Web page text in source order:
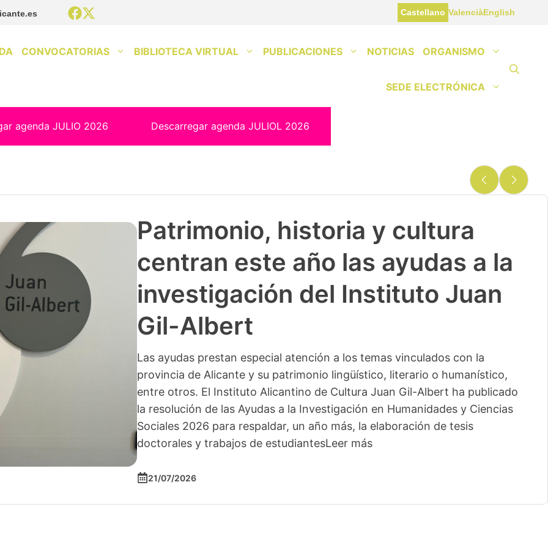
Castellano ValenciàEnglish
CONVOCATORIAS BIBLIOTECA VIRTUAL PUBLICACIONES NOTICIAS ORGANISMO
SEDE ELECTRÓNICA
agenda JULIO 2026 Descarregar agenda JULIOL 2026
Patrimonio, historia y cultura
centran este año las ayudas a la
investigación del Instituto Juan
Gil-Albert
Las ayudas prestan especial atención a los temas vinculados con la
provincia de Alicante y su patrimonio lingüístico, literario o humanístico,
entre otros. El Instituto Alicantino de Cultura Juan Gil-Albert ha publicado
la resolución de las Ayudas a la Investigación en Humanidades y Ciencias
Sociales 2026 para respaldar, un año más, la elaboración de tesis
doctorales y trabajos de estudiantesLeer más
21/07/2026